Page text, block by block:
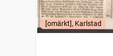
[omärkt], Karlstad